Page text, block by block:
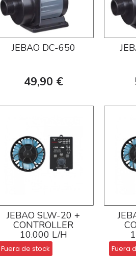
JEBAO DC-650
49,90 €
JEBAO SLW-20 +
CONTROLLER
10.000 L/H
Fuera de stock Fuera